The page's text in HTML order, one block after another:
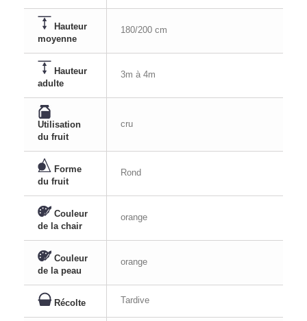
Hauteur
moyenne
180/200 cm
Hauteur
adulte
3m à 4m
Utilisation
du fruit
cru
Forme
du fruit
Rond
Couleur
de la chair
orange
Couleur
de la peau
orange
Récolte Tardive